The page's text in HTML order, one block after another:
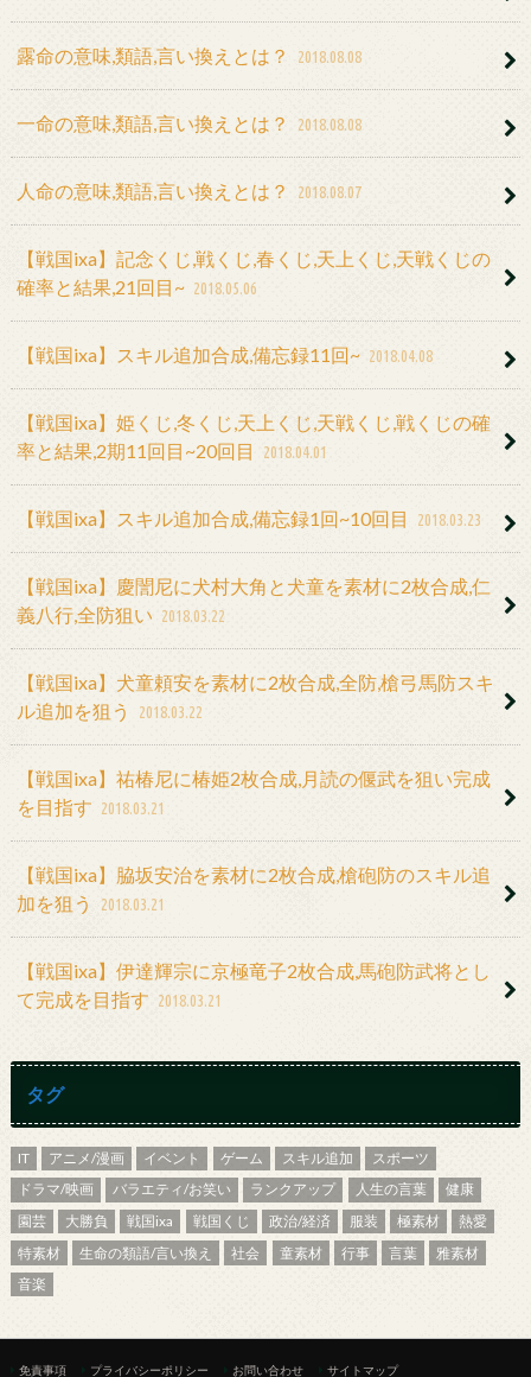
露命の意味,類語,言い換えとは？ 2018.08.08
一命の意味,類語,言い換えとは？ 2018.08.08
人命の意味,類語,言い換えとは？ 2018.08.07
【戦国ixa】記念くじ,戦くじ,春くじ,天上くじ,天戦くじの
確率と結果,21回目~ 2018.05.06
【戦国ixa】スキル追加合成,備忘録11回~ 2018.04.08
【戦国ixa】姫くじ,冬くじ,天上くじ,天戦くじ,戦くじの確
率と結果,2期11回目~20回目
2018.04.01
【戦国ixa】スキル追加合成,備忘録1回~10回目 2018.03.23
【戦国ixa】慶誾尼に犬村大角と犬童を素材に2枚合成,仁
義八行,全防狙い 2018.03.22
【戦国ixa】犬童頼安を素材に2枚合成,全防,槍弓馬防スキ
ル追加を狙う
2018.03.22
【戦国ixa】祐椿尼に椿姫2枚合成,月読の偃武を狙い完成
を目指す 2018.03.21
【戦国ixa】脇坂安治を素材に2枚合成,槍砲防のスキル追
加を狙う
2018.03.21
【戦国ixa】伊達輝宗に京極竜子2枚合成,馬砲防武将とし
て完成を目指す 2018.03.21
タグ
IT アニメ/漫画 イベント ゲーム スキル追加
スポーツ
ドラマ/映画
バラエティ/お笑い ランクアップ 人生の言葉
健康
園芸
大勝負 戦国ixa 戦国くじ 政治/経済 服装 極素材
熱愛
特素材
生命の類語/言い換え 社会 童素材 行事 言葉
雅素材
音楽
免責事項 プライバシーポリシー お問い合わせ サイトマップ